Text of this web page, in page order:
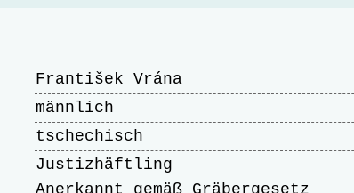
František Vrána
männlich
tschechisch
Justizhäftling
Anerkannt gemäß Gräbergesetz